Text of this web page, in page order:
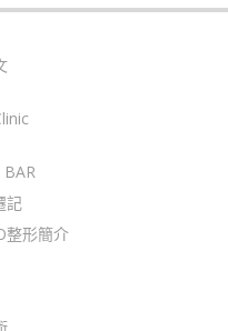
BAR
記
整形簡介